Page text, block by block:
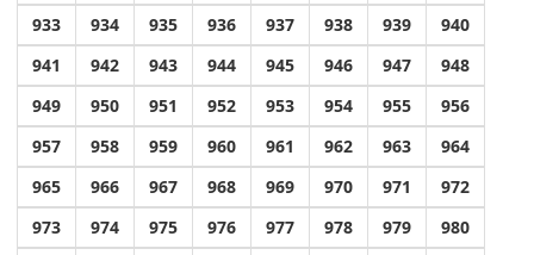
933 934 935 936 937 938 939
940
941
942 943 944 945 946 947
948
949
950 951 952 953 954 955
956
957
958 959 960 961 962 963
964
965
966 967 968 969 970 971
972
973
974 975 976 977 978 979
980